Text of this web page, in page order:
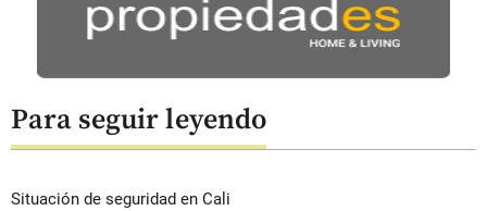
Para seguir leyendo
Situación de seguridad en Cali